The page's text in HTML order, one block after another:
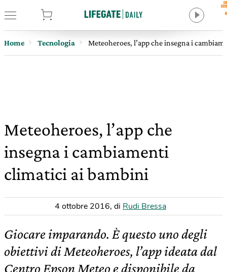
Home Tecnologia Meteoheroes, l’app che insegna i
Meteoheroes, l’app che
insegna i cambiamenti
climatici ai bambini
4 ottobre 2016, di Rudi Bressa
Giocare imparando. È questo uno degli
obiettivi di Meteoheroes, l’app ideata dal
Centro Epson Meteo e disponibile da